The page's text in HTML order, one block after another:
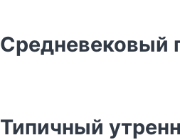
Средневековый
Типичный